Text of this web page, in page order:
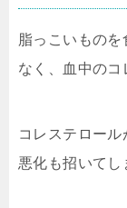
脂っこいもの
なく、血中のコ
コレステロー
悪化も招いてし